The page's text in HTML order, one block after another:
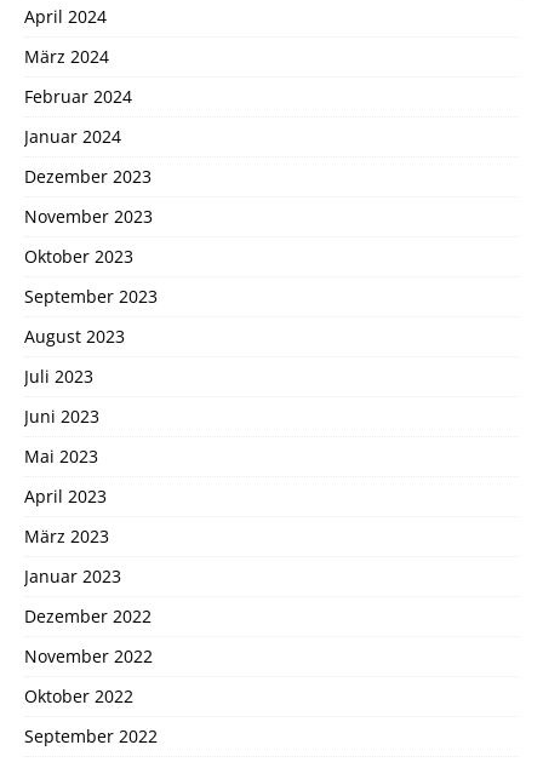
April 2024
März 2024
Februar 2024
Januar 2024
Dezember 2023
November 2023
Oktober 2023
September 2023
August 2023
Juli 2023
Juni 2023
Mai 2023
April 2023
März 2023
Januar 2023
Dezember 2022
November 2022
Oktober 2022
September 2022